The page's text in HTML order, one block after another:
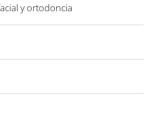
y ortodoncia